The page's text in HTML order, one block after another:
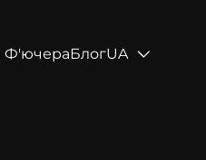
Ф'ючераБлогUA